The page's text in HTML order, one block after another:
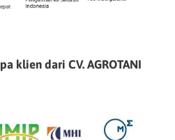
klien dari CV. AGROTANI